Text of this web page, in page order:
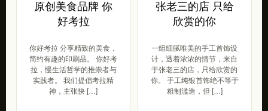
原创美食品牌 你
好考拉
你好考拉 分享精致的美食，
简约有趣的印刷品。 你好考
拉，慢生活哲学的推崇者与
实践者。 我们提倡考拉精
神，主张快 […]
张老三的店 只给
欣赏的你
一组细腻唯美的手工首饰设
计，透着浓浓的情节，来自
于张老三的店，只给欣赏的
你。 手工纯银首饰绝不等于
粗制滥造，但 […]